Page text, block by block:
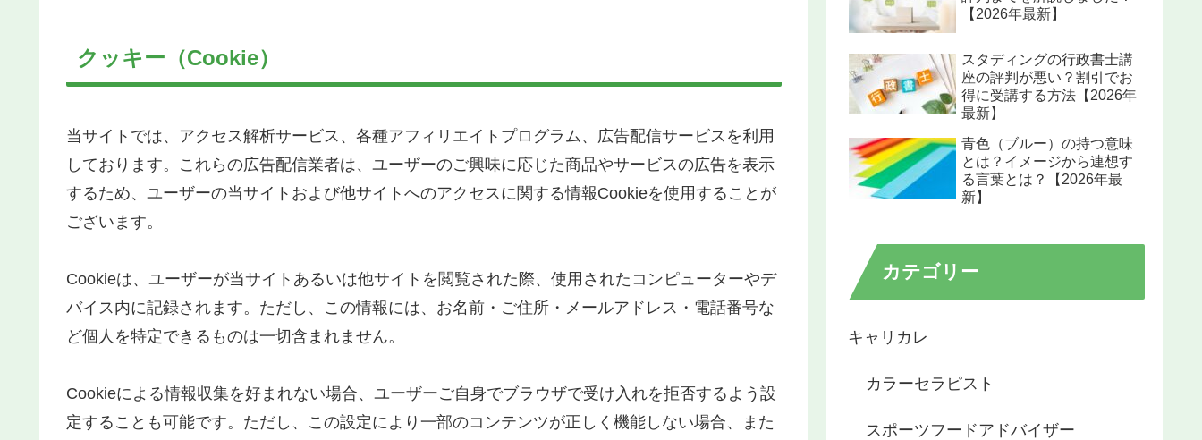
クッキー（Cookie）
当サイトでは、アクセス解析サービス、各種アフィリエイトプログラム、広告配信サービスを利用
しております。これらの広告配信業者は、ユーザーのご興味に応じた商品やサービスの広告を表示
するため、ユーザーの当サイトおよび他サイトへのアクセスに関する情報Cookieを使用することが
ございます。
Cookieは、ユーザーが当サイトあるいは他サイトを閲覧された際、使用されたコンピューターやデ
バイス内に記録されます。ただし、この情報には、お名前・ご住所・メールアドレス・電話番号な
ど個人を特定できるものは一切含まれません。
Cookieによる情報収集を好まれない場合、ユーザーご自身でブラウザで受け入れを拒否するよう設
定することも可能です。ただし、この設定により一部のコンテンツが正しく機能しない場合、また
【2026年最新】
スタディングの行政書士講
座の評判が悪い？割引でお
得に受講する方法【2026年
最新】
青色（ブルー）の持つ意味
とは？イメージから連想す
る言葉とは？【2026年最
新】
カテゴリー
キャリカレ
カラーセラピスト
スポーツフードアドバイザー